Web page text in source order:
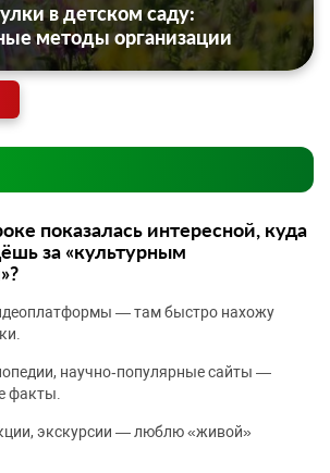
в детском саду:
методы организации
показалась интересной, куда
за «культурным
— там быстро нахожу
научно‑популярные сайты —
факты.
экскурсии — люблю «живой»